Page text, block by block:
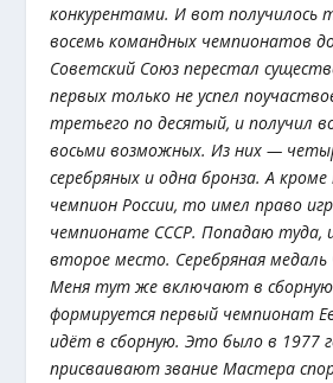
конкурентами. И вот получилось
восемь командных чемпионатов
Советский Союз перестал
первых только не успел
третьего по десятый, и получил
восьми возможных. Из них —
серебряных и одна бронза. А кроме
чемпион России, то имел право
чемпионате СССР. Попадаю туда,
второе место. Серебряная
Меня тут же включают в сборную
формируется первый чемпионат
идёт в сборную. Это было в 1977
присваивают звание Мастера